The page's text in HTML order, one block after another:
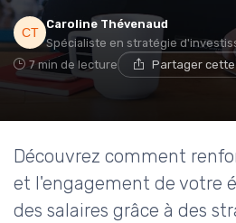
Caroline Thévenaud
Spécialiste en stratégie
7 min de lecture Partager
Découvrez comment
et l'engagement de votre
des salaires grâce à des